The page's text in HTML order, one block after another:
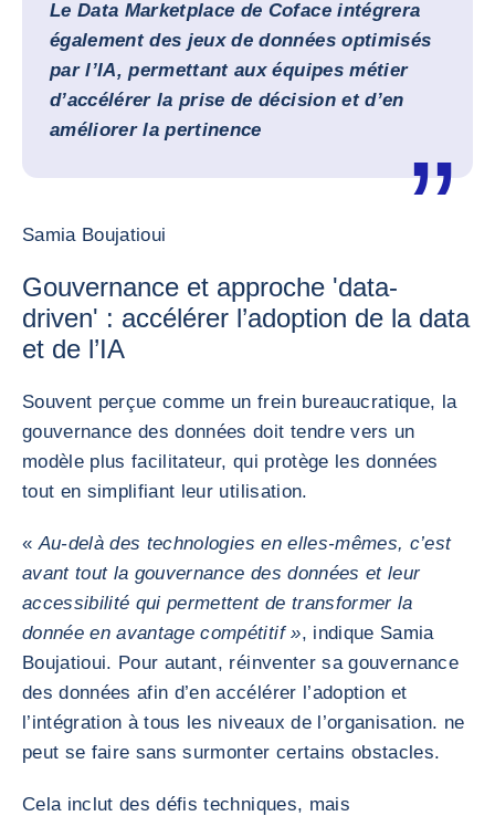
Le Data Marketplace de Coface intégrera
également des jeux de données optimisés
par l’IA, permettant aux équipes métier
d’accélérer la prise de décision et d’en
améliorer la pertinence
Samia Boujatioui
Gouvernance et approche 'data-
driven' : accélérer l’adoption de la data
et de l’IA
Souvent perçue comme un frein bureaucratique, la
gouvernance des données doit tendre vers un
modèle plus facilitateur, qui protège les données
tout en simplifiant leur utilisation.
«Au-delà des technologies en elles-mêmes, c’est
avant tout la gouvernance des données et leur
accessibilité qui permettent de transformer la
donnée en avantage compétitif », indique Samia
Boujatioui. Pour autant, réinventer sa gouvernance
des données afin d’en accélérer l’adoption et
l’intégration à tous les niveaux de l’organisation. ne
peut se faire sans surmonter certains obstacles.
Cela inclut des défis techniques, mais